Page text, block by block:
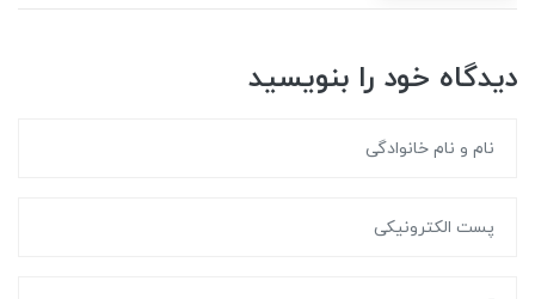
دیدگاه خود را بنویسید